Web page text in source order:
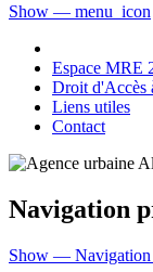
Show — menu_icon
Espace MRE
Droit d'Accès
Liens utiles
Contact
Navigation
Show — Navigation